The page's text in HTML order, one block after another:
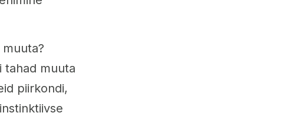
tahad muuta
piirkondi,